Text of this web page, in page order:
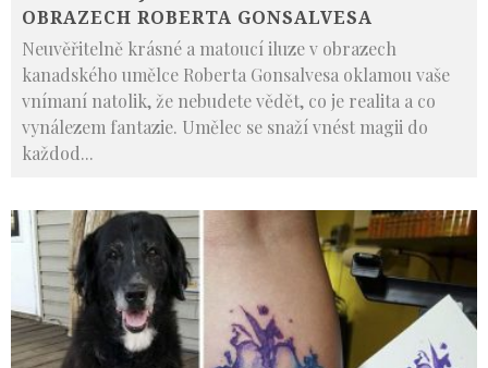
OBRAZECH ROBERTA GONSALVESA
Neuvěřitelně krásné a matoucí iluze v obrazech
kanadského umělce Roberta Gonsalvesa oklamou vaše
vnímaní natolik, že nebudete vědět, co je realita a co
vynálezem fantazie. Umělec se snaží vnést magii do
každod...